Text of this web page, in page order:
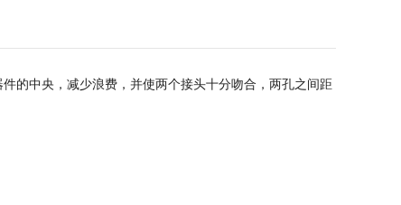
的中央，减少浪费，并使两个接头十分吻合，两孔之间距